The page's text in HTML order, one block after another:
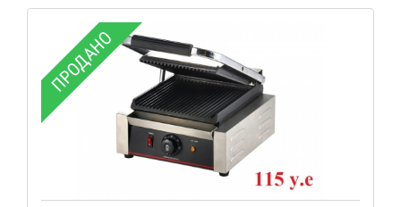
ПРОДАНО